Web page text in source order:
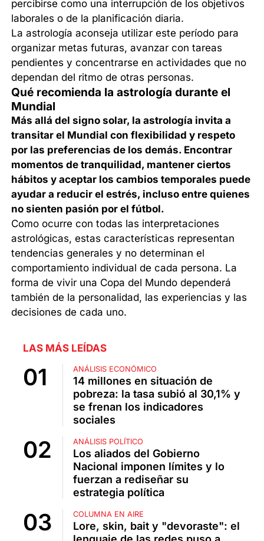
percibirse como una interrupción de los objetivos
laborales o de la planificación diaria.
La astrología aconseja utilizar este período para
organizar metas futuras, avanzar con tareas
pendientes y concentrarse en actividades que no
dependan del ritmo de otras personas.
Qué recomienda la astrología durante el
Mundial
Más allá del signo solar, la astrología invita a
transitar el Mundial con flexibilidad y respeto
por las preferencias de los demás. Encontrar
momentos de tranquilidad, mantener ciertos
hábitos y aceptar los cambios temporales puede
ayudar a reducir el estrés, incluso entre quienes
no sienten pasión por el fútbol.
Como ocurre con todas las interpretaciones
astrológicas, estas características representan
tendencias generales y no determinan el
comportamiento individual de cada persona. La
forma de vivir una Copa del Mundo dependerá
también de la personalidad, las experiencias y las
decisiones de cada uno.
LAS MÁS LEÍDAS
ANÁLISIS ECONÓMICO
14 millones en situación de
pobreza: la tasa subió al 30,1% y
se frenan los indicadores
sociales
ANÁLISIS POLÍTICO
Los aliados del Gobierno
Nacional imponen límites y lo
fuerzan a rediseñar su
estrategia política
COLUMNA EN AIRE
Lore, skin, bait y "devoraste": el